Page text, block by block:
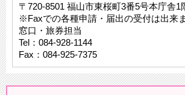
〒720-8501 福山市東桜町3番5号本庁舎1
※Faxでの各種申請・届出の受付は出来ま
窓口・旅券担当
Tel：084-928-1144
Fax：084-925-7375